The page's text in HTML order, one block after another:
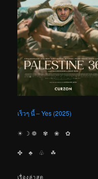
เร็วๆ นี้ – Yes (2025)
☀︎ ☽ ❁ ✾ ❀ ✿
✤ ♣︎ ♧ ☘︎
เรื่องล่าสุด